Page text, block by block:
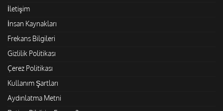
İletişim
İnsan Kaynakları
Frekans Bilgileri
Gizlilik Politikası
Çerez Politikası
Kullanım Şartları
Aydınlatma Metni